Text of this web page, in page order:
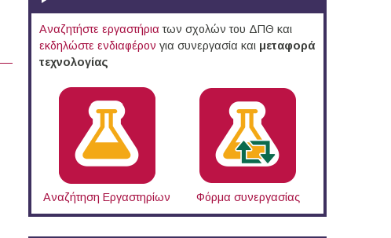
Αναζητήστε εργαστήρια των σχολών του ΔΠΘ και
εκδηλώστε ενδιαφέρον για συνεργασία και μεταφορά
τεχνολογίας
Αναζήτηση Εργαστηρίων Φόρμα συνεργασίας